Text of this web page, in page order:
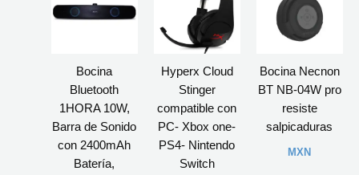
Bocina
Bluetooth
1HORA 10W,
Barra de Sonido
con 2400mAh
Batería,
Hyperx Cloud
Stinger
compatible con
PC- Xbox one-
PS4- Nintendo
Switch
Bocina Necnon
BT NB-04W pro
resiste
salpicaduras
MXN